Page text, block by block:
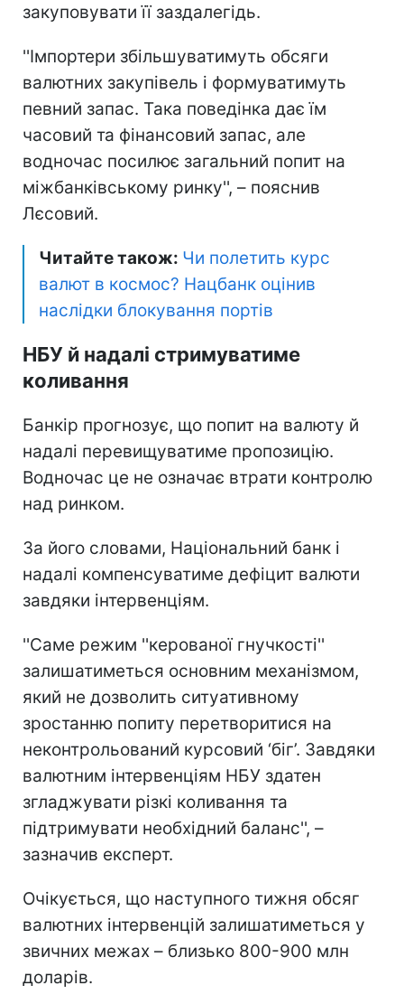
закуповувати її заздалегідь.
''Імпортери збільшуватимуть обсяги
валютних закупівель і формуватимуть
певний запас. Така поведінка дає їм
часовий та фінансовий запас, але
водночас посилює загальний попит на
міжбанківському ринку'', – пояснив
Лєсовий.
Читайте також: Чи полетить курс
валют в космос? Нацбанк оцінив
наслідки блокування портів
НБУ й надалі стримуватиме
коливання
Банкір прогнозує, що попит на валюту й
надалі перевищуватиме пропозицію.
Водночас це не означає втрати контролю
над ринком.
За його словами, Національний банк і
надалі компенсуватиме дефіцит валюти
завдяки інтервенціям.
''Саме режим ''керованої гнучкості''
залишатиметься основним механізмом,
який не дозволить ситуативному
зростанню попиту перетворитися на
неконтрольований курсовий ‘біг’. Завдяки
валютним інтервенціям НБУ здатен
згладжувати різкі коливання та
підтримувати необхідний баланс'', –
зазначив експерт.
Очікується, що наступного тижня обсяг
валютних інтервенцій залишатиметься у
звичних межах – близько 800-900 млн
доларів.